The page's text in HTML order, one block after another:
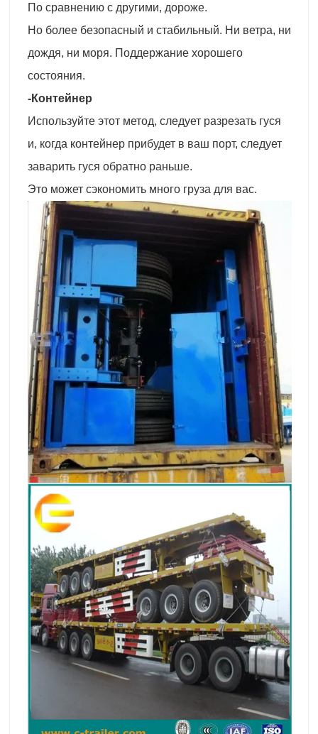
По сравнению с другими, дороже.
Но более безопасный и стабильный. Ни ветра, ни
дождя, ни моря. Поддержание хорошего
состояния.
-Контейнер
Используйте этот метод, следует разрезать гуся
и, когда контейнер прибудет в ваш порт, следует
заварить гуся обратно раньше.
Это может сэкономить много груза для вас.